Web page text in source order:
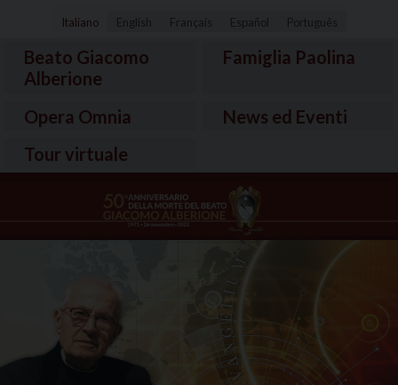
Italiano English Français Español Português
Beato Giacomo
Alberione
Famiglia Paolina
Opera Omnia
News ed Eventi
Tour virtuale